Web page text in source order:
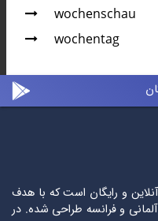
wochenschau
wochentag
و رایگان است که با هدف
آلمانی و فرانسه طراحی شده. در